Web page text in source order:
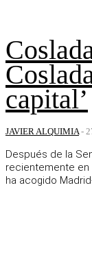
capital’
JAVIER ALQUIMIA -
Después de la
recientemente en
ha acogido